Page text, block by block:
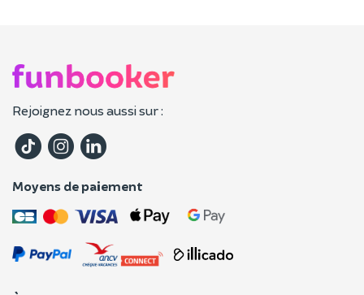
Rejoignez nous aussi sur :
Moyens de paiement